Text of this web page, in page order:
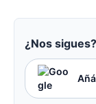
¿Nos sigues?